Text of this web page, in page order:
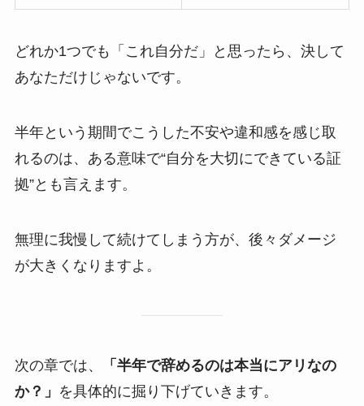
どれか1つでも「これ自分だ」と思ったら、決して
あなただけじゃないです。
半年という期間でこうした不安や違和感を感じ取
れるのは、ある意味で“自分を大切にできている証
拠”とも言えます。
無理に我慢して続けてしまう方が、後々ダメージ
が大きくなりますよ。
次の章では、
「半年で辞めるのは本当にアリなの
か？」 を具体的に掘り下げていきます。